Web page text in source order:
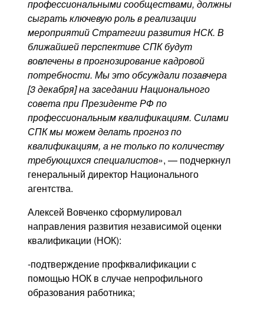
профессиональными сообществами, должны
сыграть ключевую роль в реализации
мероприятий Стратегии развития НСК. В
ближайшей перспективе СПК будут
вовлечены в прогнозирование кадровой
потребности. Мы это обсуждали позавчера
[3 декабря] на заседании Национального
совета при Президенте РФ по
профессиональным квалификациям. Силами
СПК мы можем делать прогноз по
квалификациям, а не только по количеству
требующихся специалистов», — подчеркнул
генеральный директор Национального
агентства.
Алексей Вовченко сформулировал
направления развития независимой оценки
квалификации (НОК):
-подтверждение профквалификации с
помощью НОК в случае непрофильного
образования работника;